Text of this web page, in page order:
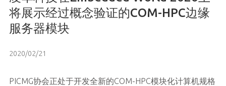
将展示经过概念验证的COM-HPC边缘
服务器模块
2020/02/21
PICMG协会正处于开发全新的COM-HPC模块化计算机规格